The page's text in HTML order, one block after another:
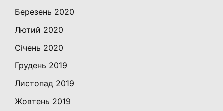
Березень 2020
Лютий 2020
Січень 2020
Грудень 2019
Листопад 2019
Жовтень 2019